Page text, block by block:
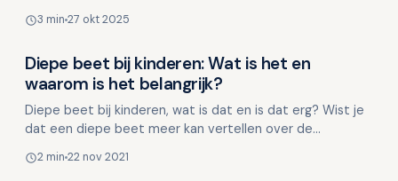
3 min 27 okt 2025
Kinderen en mondgezondheid
Diepe beet bij kinderen: Wat is het en
waarom is het belangrijk?
Diepe beet bij kinderen, wat is dat en is dat erg? Wist je
dat een diepe beet meer kan vertellen over de
2 min 22 nov 2021